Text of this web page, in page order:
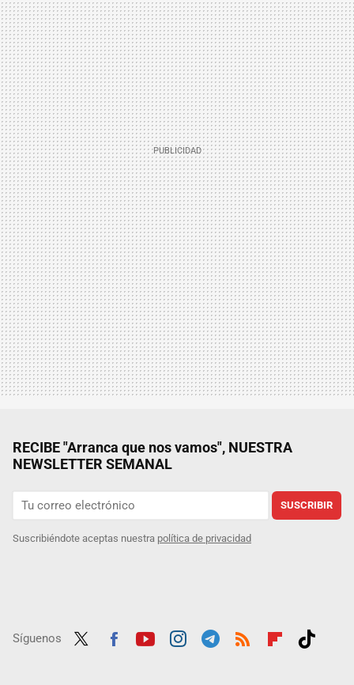
RECIBE "Arranca que nos vamos", NUESTRA
NEWSLETTER SEMANAL
SUSCRIBIR
Suscribiéndote aceptas nuestra política de privacidad
Síguenos